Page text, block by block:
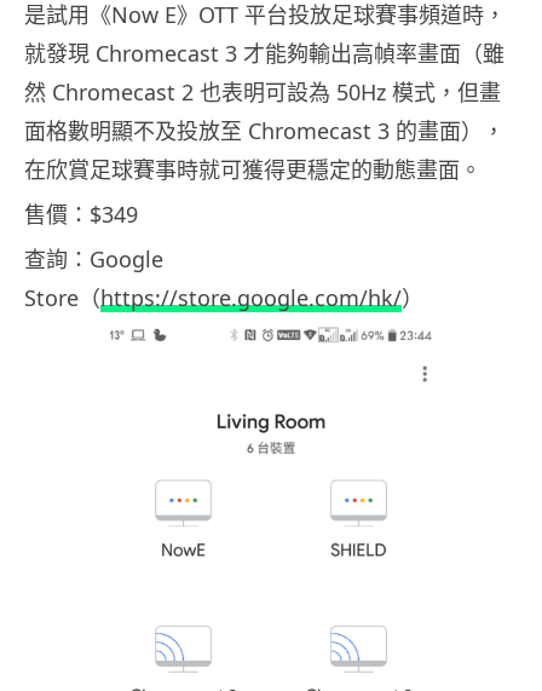
是試用《Now E》OTT 平台投放足球賽事頻道時，
就發現 Chromecast 3 才能夠輸出高幀率畫面（雖
然 Chromecast 2 也表明可設為 50Hz 模式，但畫
面格數明顯不及投放至 Chromecast 3 的畫面），
在欣賞足球賽事時就可獲得更穩定的動態畫面。
售價：$349
查詢：Google
Store（https://store.google.com/hk/）